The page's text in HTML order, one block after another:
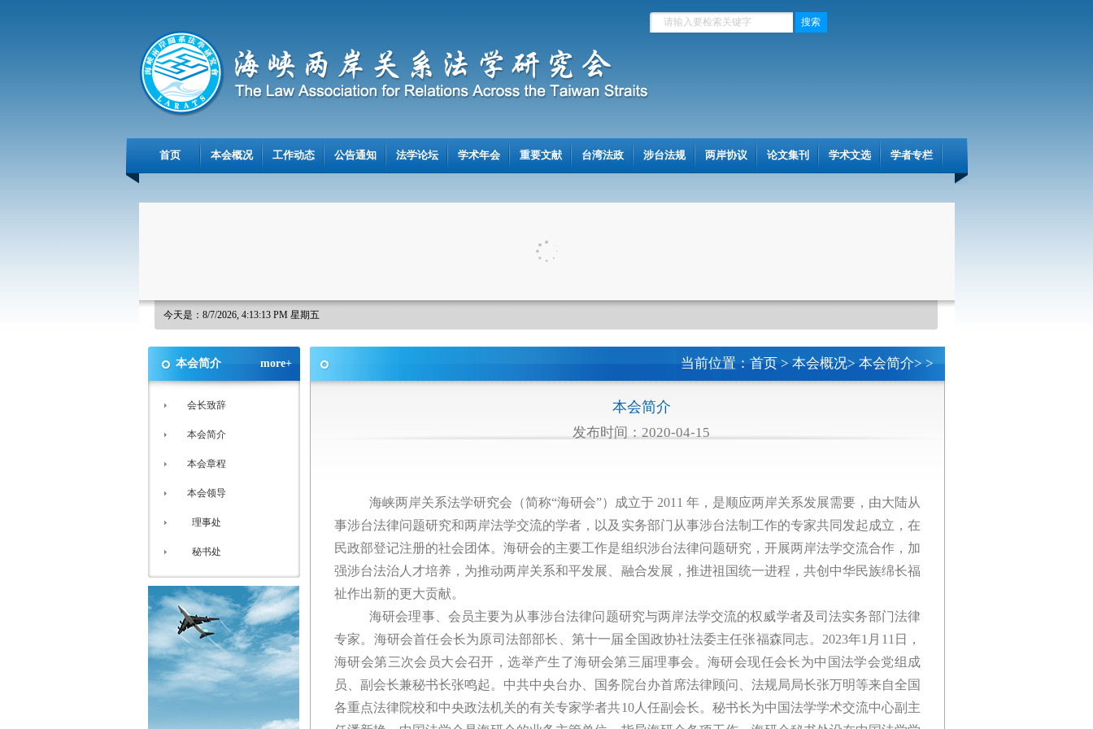
首页 本会概况 工作动态 公告通知 法学论坛 学术年会 重要文献 台湾法政 涉台法规 两岸协议 论文集刊 学术文选 学者专栏
今天是：8/7/2026, 4:13:13 PM 星期五
本会简介 more+
会长致辞
本会简介
本会章程
本会领导
理事处
秘书处
当前位置： 首页 > 本会概况> 本会简介> >
本会简介
发布时间：2020-04-15
海峡两岸关系法学研究会（简称“海研会”）成立于 2011 年，是顺应两岸关系发展需要，由大陆从
事涉台法律问题研究和两岸法学交流的学者，以及实务部门从事涉台法制工作的专家共同发起成立，在
民政部登记注册的社会团体。海研会的主要工作是组织涉台法律问题研究，开展两岸法学交流合作，加
强涉台法治人才培养，为推动两岸关系和平发展、融合发展，推进祖国统一进程，共创中华民族绵长福
祉作出新的更大贡献。
海研会理事、会员主要为从事涉台法律问题研究与两岸法学交流的权威学者及司法实务部门法律
专家。海研会首任会长为原司法部部长、第十一届全国政协社法委主任张福森同志。2023年1月11日，
海研会第三次会员大会召开，选举产生了海研会第三届理事会。海研会现任会长为中国法学会党组成
员、副会长兼秘书长张鸣起。中共中央台办、国务院台办首席法律顾问、法规局局长张万明等来自全国
各重点法律院校和中央政法机关的有关专家学者共10人任副会长。秘书长为中国法学学术交流中心副主